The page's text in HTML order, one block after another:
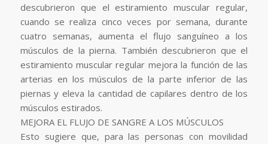
descubrieron que el estiramiento muscular regular,
cuando se realiza cinco veces por semana, durante
cuatro semanas, aumenta el flujo sanguíneo a los
músculos de la pierna. También descubrieron que el
estiramiento muscular regular mejora la función de las
arterias en los músculos de la parte inferior de las
piernas y eleva la cantidad de capilares dentro de los
músculos estirados.
MEJORA EL FLUJO DE SANGRE A LOS MÚSCULOS
Esto sugiere que, para las personas con movilidad